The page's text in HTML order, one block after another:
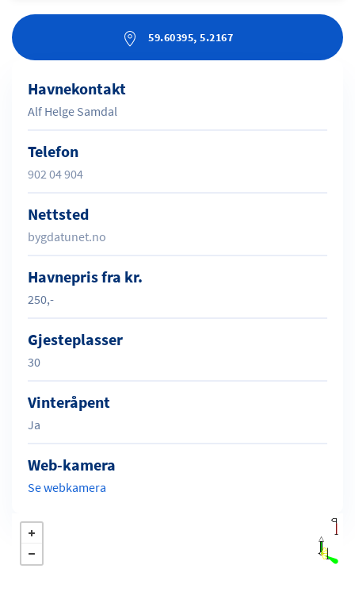
59.60395, 5.2167
Havnekontakt
Alf Helge Samdal
Telefon
902 04 904
Nettsted
bygdatunet.no
Havnepris fra kr.
250,-
Gjesteplasser
30
Vinteråpent
Ja
Web-kamera
Se webkamera